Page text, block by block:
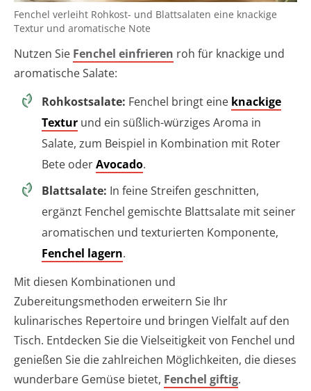
Fenchel verleiht Rohkost- und Blattsalaten eine knackige
Textur und aromatische Note
Nutzen Sie Fenchel einfrieren roh für knackige und
aromatische Salate:
Rohkostsalate: Fenchel bringt eine knackige
Textur und ein süßlich-würziges Aroma in
Salate, zum Beispiel in Kombination mit Roter
Bete oderAvocado.
Blattsalate: In feine Streifen geschnitten,
ergänzt Fenchel gemischte Blattsalate mit seiner
aromatischen und texturierten Komponente,
Fenchel lagern.
Mit diesen Kombinationen und
Zubereitungsmethoden erweitern Sie Ihr
kulinarisches Repertoire und bringen Vielfalt auf den
Tisch. Entdecken Sie die Vielseitigkeit von Fenchel und
genießen Sie die zahlreichen Möglichkeiten, die dieses
wunderbare Gemüse bietet, Fenchel giftig.